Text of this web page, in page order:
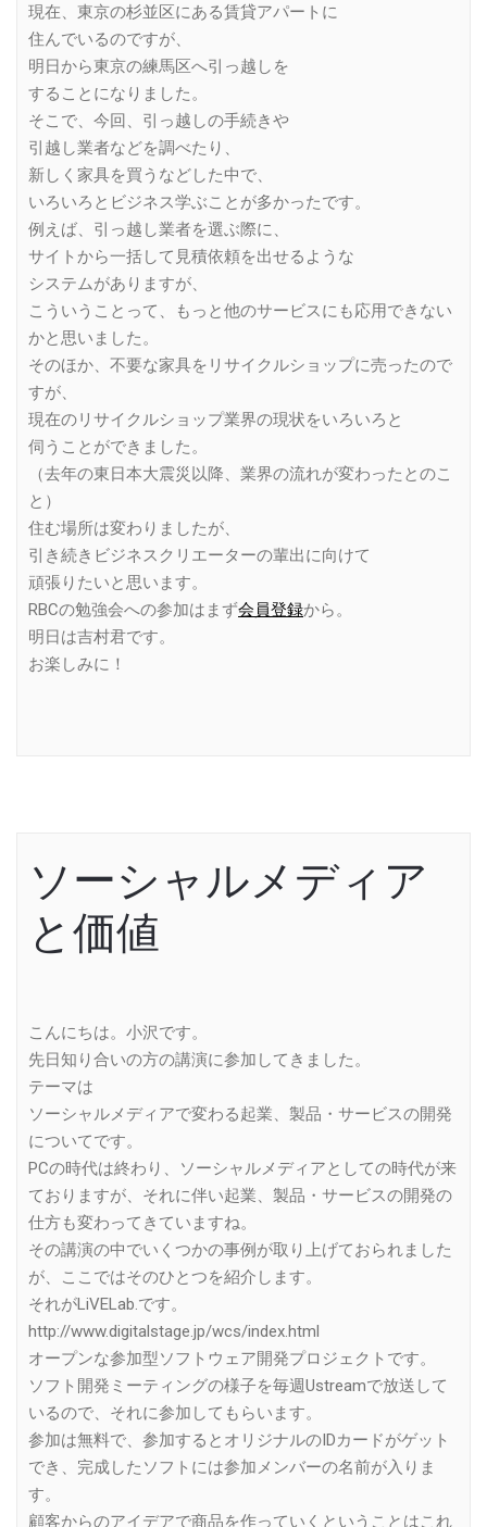
現在、東京の杉並区にある賃貸アパートに
住んでいるのですが、
明日から東京の練馬区へ引っ越しを
することになりました。
そこで、今回、引っ越しの手続きや
引越し業者などを調べたり、
新しく家具を買うなどした中で、
いろいろとビジネス学ぶことが多かったです。
例えば、引っ越し業者を選ぶ際に、
サイトから一括して見積依頼を出せるような
システムがありますが、
こういうことって、もっと他のサービスにも応用できない
かと思いました。
そのほか、不要な家具をリサイクルショップに売ったので
すが、
現在のリサイクルショップ業界の現状をいろいろと
伺うことができました。
（去年の東日本大震災以降、業界の流れが変わったとのこ
と）
住む場所は変わりましたが、
引き続きビジネスクリエーターの輩出に向けて
頑張りたいと思います。
RBCの勉強会への参加はまず会員登録から。
明日は吉村君です。
お楽しみに！
ソーシャルメディア
と価値
こんにちは。小沢です。
先日知り合いの方の講演に参加してきました。
テーマは
ソーシャルメディアで変わる起業、製品・サービスの開発
についてです。
PCの時代は終わり、ソーシャルメディアとしての時代が来
ておりますが、それに伴い起業、製品・サービスの開発の
仕方も変わってきていますね。
その講演の中でいくつかの事例が取り上げておられました
が、ここではそのひとつを紹介します。
それがLiVELab.です。
http://www.digitalstage.jp/wcs/index.html
オープンな参加型ソフトウェア開発プロジェクトです。
ソフト開発ミーティングの様子を毎週Ustreamで放送して
いるので、それに参加してもらいます。
参加は無料で、参加するとオリジナルのIDカードがゲット
でき、完成したソフトには参加メンバーの名前が入りま
す。
顧客からのアイデアで商品を作っていくということはこれ